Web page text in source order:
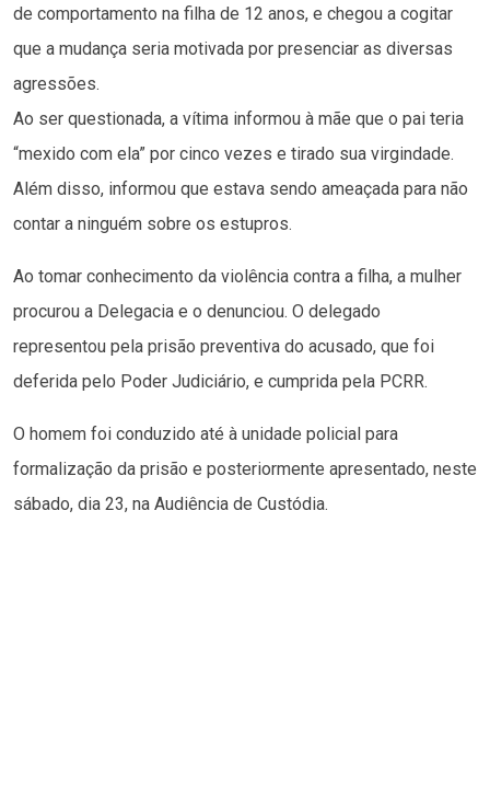
de comportamento na filha de 12 anos, e chegou a cogitar
que a mudança seria motivada por presenciar as diversas
agressões.
Ao ser questionada, a vítima informou à mãe que o pai teria
“mexido com ela” por cinco vezes e tirado sua virgindade.
Além disso, informou que estava sendo ameaçada para não
contar a ninguém sobre os estupros.
Ao tomar conhecimento da violência contra a filha, a mulher
procurou a Delegacia e o denunciou. O delegado
representou pela prisão preventiva do acusado, que foi
deferida pelo Poder Judiciário, e cumprida pela PCRR.
O homem foi conduzido até à unidade policial para
formalização da prisão e posteriormente apresentado, neste
sábado, dia 23, na Audiência de Custódia.